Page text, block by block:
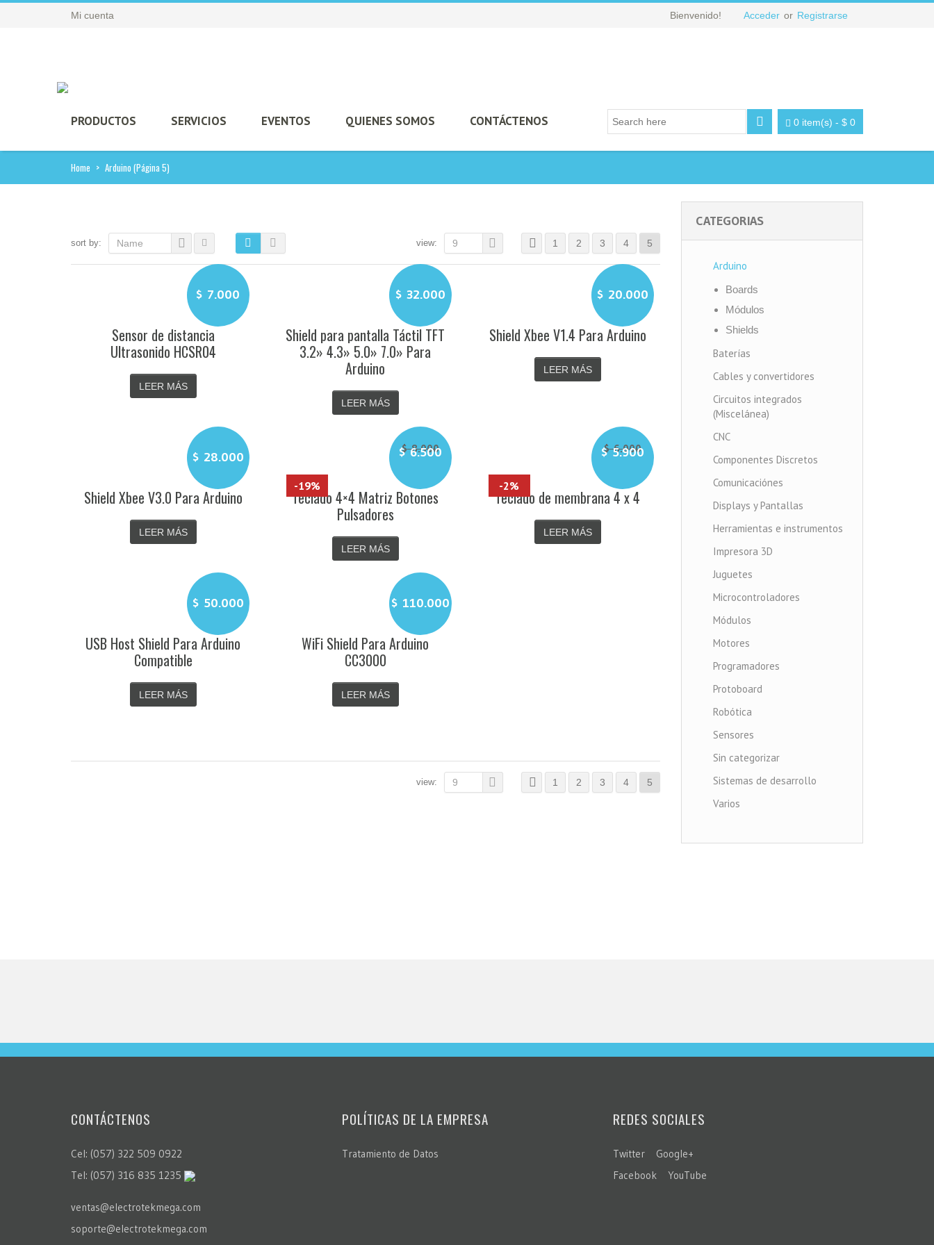
Mi cuenta Bienvenido! Acceder or Registrarse
PRODUCTOS SERVICIOS EVENTOS QUIENES SOMOS CONTÁCTENOS 0 item(s) - $ 0
Home > Arduino (Página 5)
sort by: Name 1 2 3 4 5
view: 9
$ 7.000
Sensor de distancia
Ultrasonido HCSR04
LEER MÁS
$32.000
Shield para pantalla Táctil TFT
3.2» 4.3» 5.0» 7.0» Para
Arduino
LEER MÁS
$20.000
Shield Xbee V1.4 Para Arduino
LEER MÁS
$28.000
Shield Xbee V3.0 Para Arduino
LEER MÁS
-19%
$8.000
El
precio
original
era:
$6.500
precio
actual
Teclado 4×4 Matriz Botones
Pulsadores
LEER MÁS
-2%
$6.000
El
precio
original
era:
$5.900
precio
actual
Teclado de membrana 4 x 4
LEER MÁS
$50.000
USB Host Shield Para Arduino
Compatible
LEER MÁS
$110.000
WiFi Shield Para Arduino
CC3000
LEER MÁS
1 2 3 4 5
view: 9
CATEGORIAS
Arduino
Boards
Módulos
Shields
Baterías
Cables y convertidores
Circuitos integrados
(Miscelánea)
CNC
Componentes Discretos
Comunicaciónes
Displays y Pantallas
Herramientas e instrumentos
Impresora 3D
Juguetes
Microcontroladores
Módulos
Motores
Programadores
Protoboard
Robótica
Sensores
Sin categorizar
Sistemas de desarrollo
Varios
CONTÁCTENOS
Cel: (057) 322 509 0922
Tel: (057) 316 835 1235
ventas@electrotekmega.com
soporte@electrotekmega.com
POLÍTICAS DE LA EMPRESA
Tratamiento de Datos
REDES SOCIALES
Twitter
Google+
Facebook
YouTube